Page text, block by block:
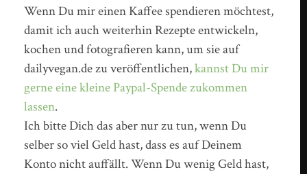
Wenn Du mir einen Kaffee spendieren möchtest,
damit ich auch weiterhin Rezepte entwickeln,
kochen und fotografieren kann, um sie auf
dailyvegan.de zu veröffentlichen,kannst Du mir
gerne eine kleine Paypal-Spende zukommen
lassen.
Ich bitte Dich das aber nur zu tun, wenn Du
selber so viel Geld hast, dass es auf Deinem
Konto nicht auffällt. Wenn Du wenig Geld hast,